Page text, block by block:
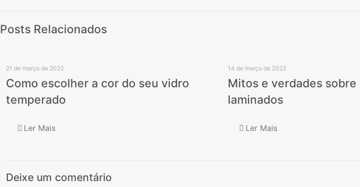
Posts Relacionados
21 de março de 2022
Como escolher a cor do seu vidro
temperado
Ler Mais
14 de março de 2022
Mitos e verdades sobre
laminados
Ler Mais
Deixe um comentário